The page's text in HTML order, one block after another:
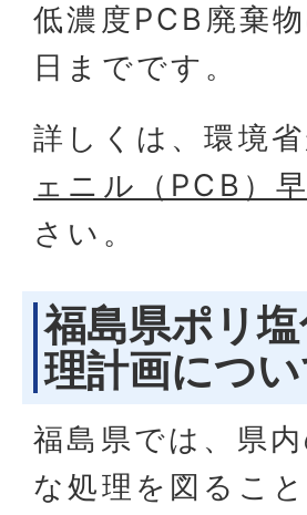
低濃度PCB廃棄
日までです。
詳しくは、環境
ェニル（PCB）
さい。
福島県ポリ
理計画につ
福島県では、県
な処理を図るこ